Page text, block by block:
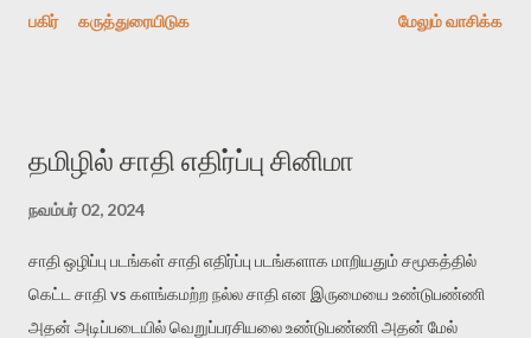
பொருத்துகிறார் பாருங்கள்!
பகிர் கருத்துரையிடுக மேலும் வாசிக்க
தமிழில் சாதி எதிர்ப்பு சினிமா
நவம்பர் 02, 2024
சாதி ஒழிப்பு படங்கள் சாதி எதிர்ப்பு படங்களாக மாறியதும் சமூகத்தில்
கெட்ட சாதி vs களங்கமற்ற நல்ல சாதி என இருமையை உண்டுபண்ணி
அதன் அடிப்படையில் வெறுப்பரசியலை உண்டுபண்ணி அதன் மேல்